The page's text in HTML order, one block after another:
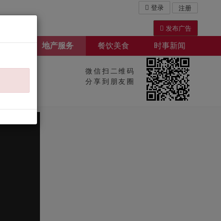
登录 注册
发布广告
租 地产服务 餐饮美食 时事新闻
微信扫二维码
分享到朋友圈